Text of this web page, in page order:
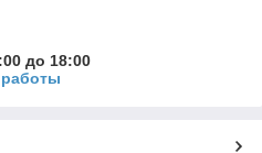
до 18:00
работы